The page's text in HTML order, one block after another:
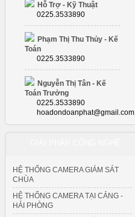
Hỗ Trợ - Kỹ Thuật
0225.3533890
Phạm Thị Thu Thủy - Kế
Toán
0225.3533890
Nguyễn Thị Tân - Kế
Toán Trưởng
0225.3533890
hoadondoanphat@gmail.com
HỆ THỐNG CAMERA GIÁM SÁT
CHÙA
HỆ THỐNG CAMERA TẠI CẢNG -
HẢI PHÒNG